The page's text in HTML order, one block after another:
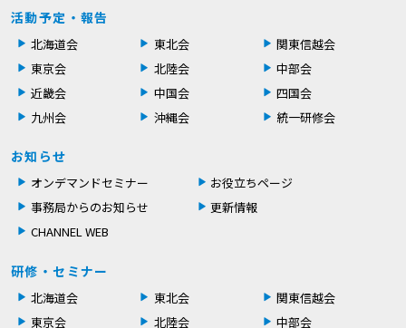
活動予定・報告
北海道会 東北会
関東信越会
東京会
北陸会
中部会
近畿会
中国会
四国会
九州会
沖縄会 統一研修会
お知らせ
オンデマンドセミナー
お役立ちページ
事務局からのお知らせ
更新情報
CHANNEL WEB
研修・セミナー
北海道会 東北会
関東信越会
東京会
北陸会 中部会